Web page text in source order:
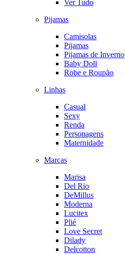
Ver Tudo
Pijamas
Camisolas
Pijamas
Pijamas de Inverno
Baby Doll
Robe e Roupão
Linhas
Casual
Sexy
Renda
Personagens
Maternidade
Marcas
Marisa
Del Rio
DeMillus
Moderna
Lucitex
Plié
Love Secret
Dilady
Delcotton